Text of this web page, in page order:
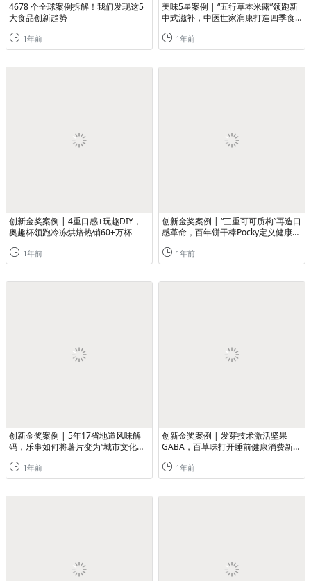
4678 个全球案例拆解！我们发现这5
大食品创新趋势
1年前
美味5星案例 | “五行草本米露”领跑新
中式滋补，中医世家润康打造四季食
1年前
创新金奖案例 | 4重口感+玩趣DIY，
奥趣杯领跑冷冻烘焙热销60+万杯
1年前
创新金奖案例 | “三重可可质构”再造口
感革命，百年饼干棒Pocky定义健康零
1年前
创新金奖案例 | 5年17省地道风味解
码，乐事如何将薯片变为“城市文化新
1年前
创新金奖案例 | 发芽技术激活坚果
GABA，百草味打开睡前健康消费新场
1年前